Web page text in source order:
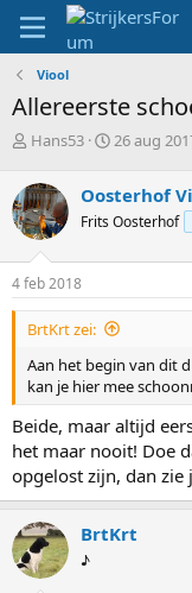
Viool
Allereerste
T
p
i
c
s
t
a
r
t
r
Hans53
S
r
t
a
u
m
26 aug
Oosterhof
Frits Oosterhof
4 feb 2018
BrtKrt zei:
Aan het begin van dit
kan je hier mee
Beide, maar altijd
het maar nooit! Doe
opgelost zijn, dan zie
BrtKrt
♪